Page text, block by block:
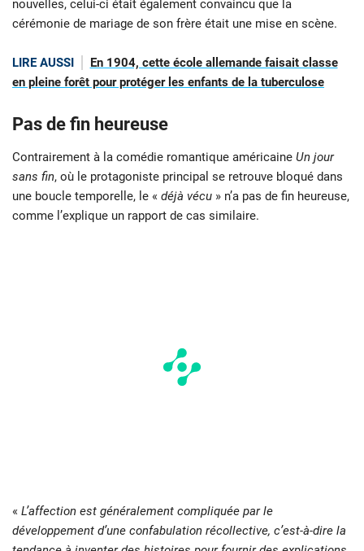
nouvelles, celui-ci était également convaincu que la
cérémonie de mariage de son frère était une mise en scène.
LIRE AUSSI
En 1904, cette école allemande faisait classe
en pleine forêt pour protéger les enfants de la tuberculose
Pas de fin heureuse
Contrairement à la comédie romantique américaine Un jour
sans fin, où le protagoniste principal se retrouve bloqué dans
une boucle temporelle, le « déjà vécu » n’a pas de fin heureuse,
comme l’explique un rapport de cas similaire.
« L’affection est généralement compliquée par le
développement d’une confabulation récollective, c’est-à-dire la